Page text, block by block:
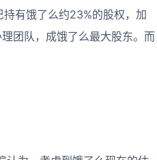
有饿了么约23%的股权，加
团队，成饿了么最大股东。而